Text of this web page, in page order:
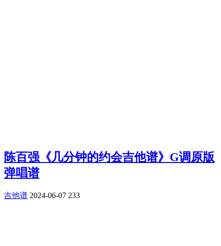
陈百强《几分钟的约会吉他谱》G调原版
弹唱谱
吉他谱 2024-06-07 233